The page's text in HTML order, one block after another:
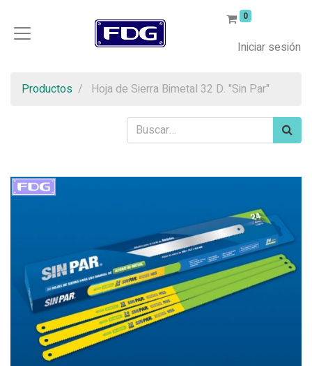
0
Iniciar sesión
Productos Hoja de Sierra Bimetal 32 D. "Sin Par"